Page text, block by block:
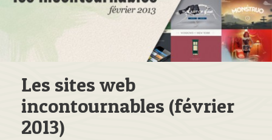
Les sites web
incontournables (février
2013)